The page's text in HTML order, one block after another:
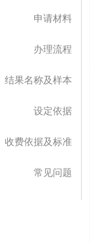
申请材料
办理流程
结果名称及样本
设定依据
收费依据及标准
常见问题